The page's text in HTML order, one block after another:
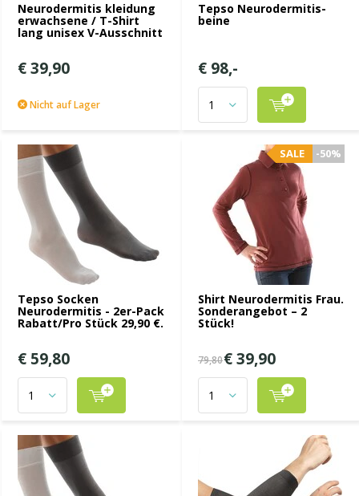
Neurodermitis kleidung
erwachsene / T-Shirt
lang unisex V-Ausschnitt
€ 39,90
Nicht auf Lager
Tepso Neurodermitis-
beine
€ 98,-
Tepso Socken
Neurodermitis - 2er-Pack
Rabatt/Pro Stück 29,90 €.
€ 59,80
Shirt Neurodermitis Frau.
Sonderangebot – 2
Stück!
-50%
SALE
79,80€ 39,90